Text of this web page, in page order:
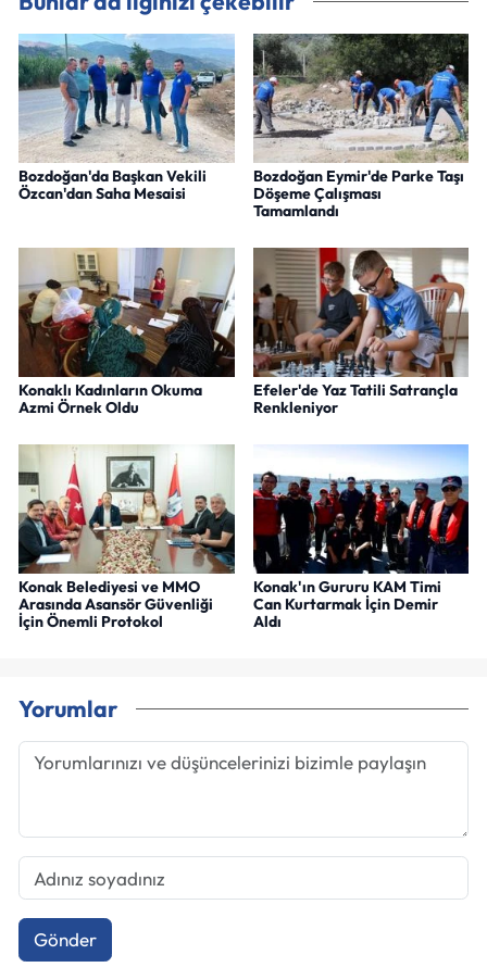
Bozdoğan'da Başkan Vekili
Özcan'dan Saha Mesaisi
Bozdoğan Eymir'de Parke Taşı
Döşeme Çalışması
Tamamlandı
Konaklı Kadınların Okuma
Azmi Örnek Oldu
Efeler'de Yaz Tatili Satrançla
Renkleniyor
Konak Belediyesi ve MMO
Arasında Asansör Güvenliği
İçin Önemli Protokol
Konak'ın Gururu KAM Timi
Can Kurtarmak İçin Demir
Aldı
Yorumlar
Gönder